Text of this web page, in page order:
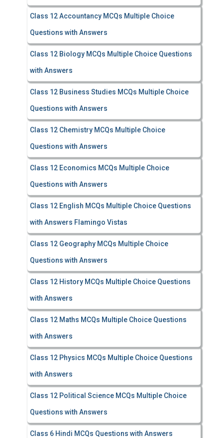
Class 12 Accountancy MCQs Multiple Choice
Questions with Answers
Class 12 Biology MCQs Multiple Choice Questions
with Answers
Class 12 Business Studies MCQs Multiple Choice
Questions with Answers
Class 12 Chemistry MCQs Multiple Choice
Questions with Answers
Class 12 Economics MCQs Multiple Choice
Questions with Answers
Class 12 English MCQs Multiple Choice Questions
with Answers Flamingo Vistas
Class 12 Geography MCQs Multiple Choice
Questions with Answers
Class 12 History MCQs Multiple Choice Questions
with Answers
Class 12 Maths MCQs Multiple Choice Questions
with Answers
Class 12 Physics MCQs Multiple Choice Questions
with Answers
Class 12 Political Science MCQs Multiple Choice
Questions with Answers
Class 6 Hindi MCQs Questions with Answers